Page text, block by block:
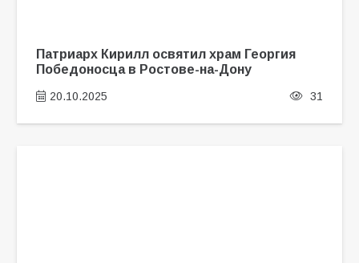
Патриарх Кирилл освятил храм Георгия
Победоносца в Ростове-на-Дону
20.10.2025 31